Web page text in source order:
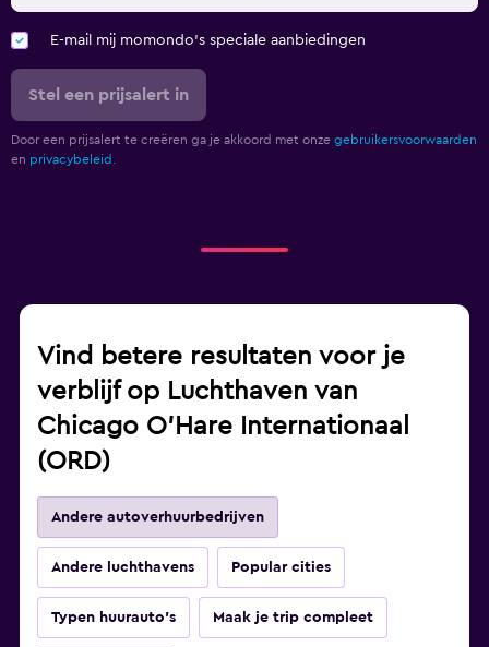
E-mail mij momondo's speciale aanbiedingen
Stel een prijsalert in
Door een prijsalert te creëren ga je akkoord met onze gebruikersvoorwaarden
en privacybeleid.
Vind betere resultaten voor je
verblijf op Luchthaven van
Chicago O'Hare Internationaal
(ORD)
Andere autoverhuurbedrijven
Andere luchthavens Popular cities
Typen huurauto's Maak je trip compleet